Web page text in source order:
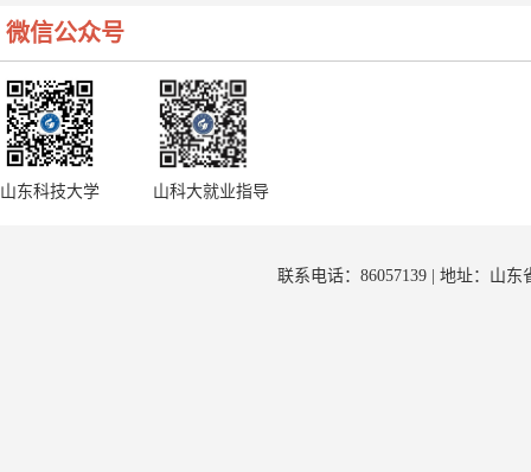
微信公众号
山东科技大学 山科大就业指导
联系电话：86057139 | 地址：山